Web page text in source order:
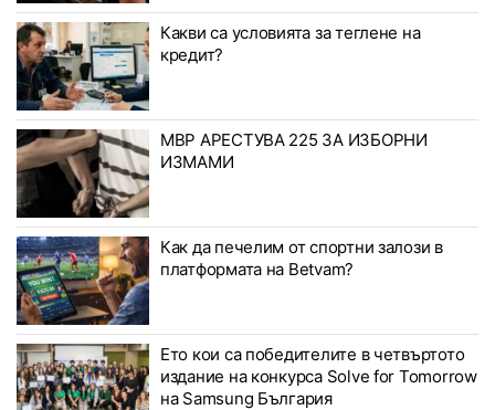
Какви са условията за теглене на
кредит?
МВР АРЕСТУВА 225 ЗА ИЗБОРНИ
ИЗМАМИ
Как да печелим от спортни залози в
платформата на Betvam?
Ето кои са победителите в четвъртото
издание на конкурса Solve for Tomorrow
на Samsung България